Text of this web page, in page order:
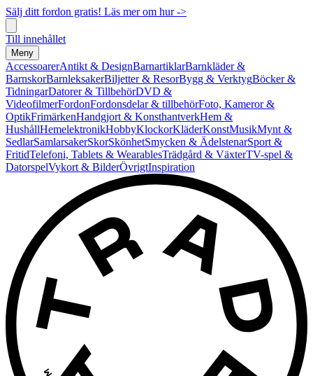
Sälj ditt fordon gratis! Läs mer om hur ->
Till innehållet
Meny
AccessoarerAntikt & DesignBarnartiklarBarnkläder &
BarnskorBarnleksakerBiljetter & ResorBygg & VerktygBöcker &
TidningarDatorer & TillbehörDVD &
VideofilmerFordonFordonsdelar & tillbehörFoto, Kameror &
OptikFrimärkenHandgjort & KonsthantverkHem &
HushållHemelektronikHobbyKlockorKläderKonstMusikMynt &
SedlarSamlarsakerSkorSkönhetSmycken & ÄdelstenarSport &
FritidTelefoni, Tablets & WearablesTrädgård & VäxterTV-spel &
DatorspelVykort & BilderÖvrigtInspiration